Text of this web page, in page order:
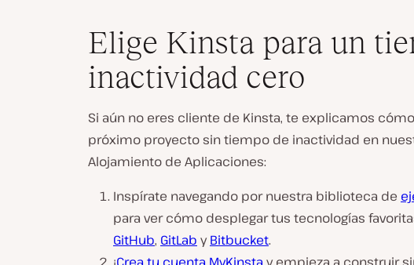
Elige Kinsta para un
inactividad cero
Si aún no eres cliente de Kinsta, te explicamos
próximo proyecto sin tiempo de inactividad en
Alojamiento de Aplicaciones:
Inspírate navegando por nuestra biblioteca de
para ver cómo desplegar tus tecnologías
GitHub, GitLab yBitbucket.